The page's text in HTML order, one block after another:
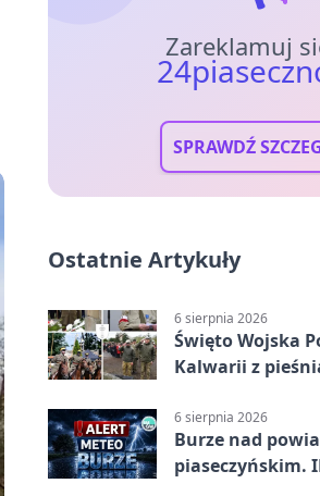
Zareklamuj
SPRAWDŹ
Ostatnie Artykuły
6 sierpnia 2026
Święto Wojska
Kalwarii z
6 sierpnia 2026
Burze nad
piaseczyńskim.